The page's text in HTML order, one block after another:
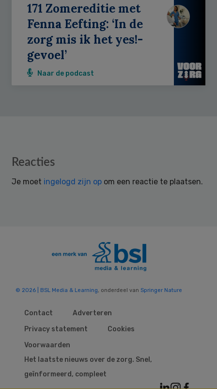
171 Zomereditie met
Fenna Eefting: ‘In de
zorg mis ik het yes!-
gevoel’
Naar de podcast
Reader
Reacties
Je moet ingelogd zijn op om een reactie te plaatsen.
© 2026 | BSL Media & Learning, onderdeel van Springer Nature
Contact
Adverteren
Privacy statement
Cookies
Voorwaarden
Het laatste nieuws over de zorg. Snel,
geïnformeerd, compleet